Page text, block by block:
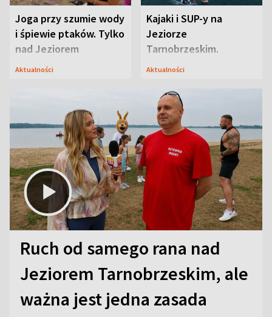
Joga przy szumie wody
i śpiewie ptaków. Tylko
nad Jeziorem
Tarnobrzeskim
Aktualności
Kajaki i SUP-y na
Jeziorze
Tarnobrzeskim.
Przyrodnicy zwracają
Aktualności
Ruch od samego rana nad
Jeziorem Tarnobrzeskim, ale
ważna jest jedna zasada